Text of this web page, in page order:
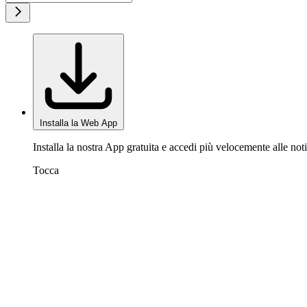
Installa la Web App
Installa la nostra App gratuita e accedi più velocemente alle
Tocca